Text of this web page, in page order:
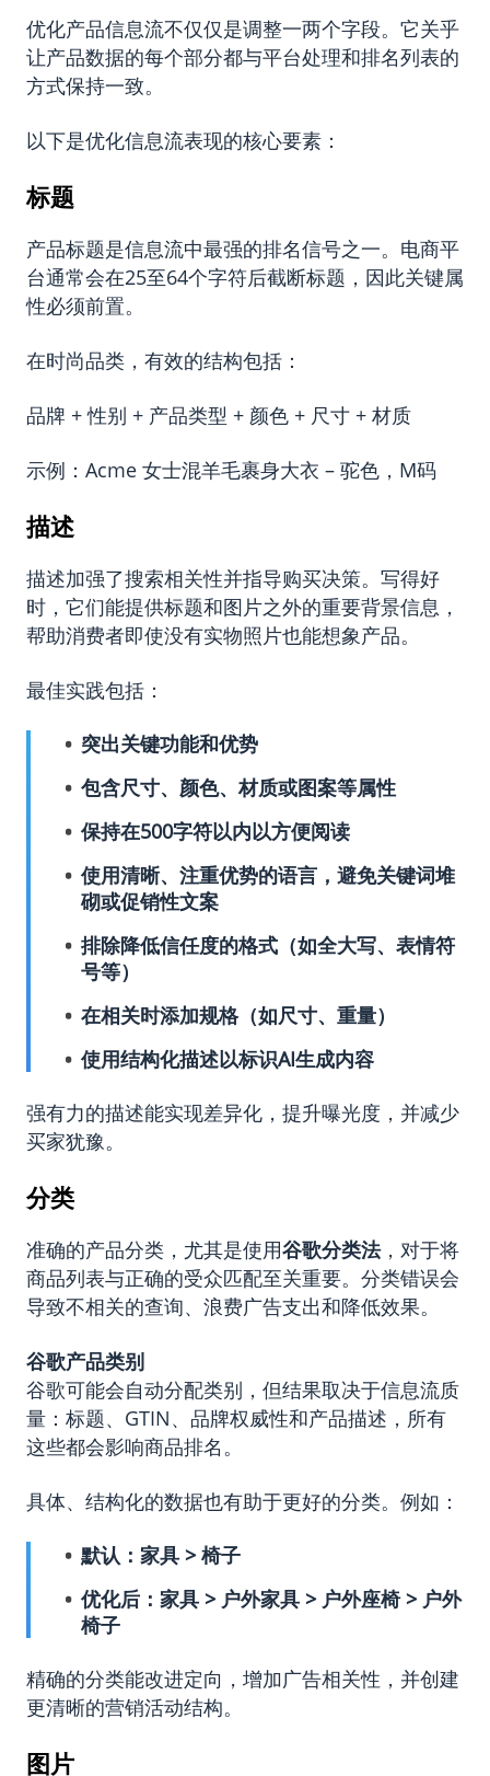
优化产品信息流不仅仅是调整一两个字段。它关乎
让产品数据的每个部分都与平台处理和排名列表的
方式保持一致。
以下是优化信息流表现的核心要素：
标题
产品标题是信息流中最强的排名信号之一。电商平
台通常会在25至64个字符后截断标题，因此关键属
性必须前置。
在时尚品类，有效的结构包括：
品牌 + 性别 + 产品类型 + 颜色 + 尺寸 + 材质
示例：Acme 女士混羊毛裹身大衣 – 驼色，M码
描述
描述加强了搜索相关性并指导购买决策。写得好
时，它们能提供标题和图片之外的重要背景信息，
帮助消费者即使没有实物照片也能想象产品。
最佳实践包括：
突出关键功能和优势
包含尺寸、颜色、材质或图案等属性
保持在500字符以内以方便阅读
使用清晰、注重优势的语言，避免关键词堆
砌或促销性文案
排除降低信任度的格式（如全大写、表情符
号等）
在相关时添加规格（如尺寸、重量）
使用结构化描述以标识AI生成内容
强有力的描述能实现差异化，提升曝光度，并减少
买家犹豫。
分类
准确的产品分类，尤其是使用谷歌分类法，对于将
商品列表与正确的受众匹配至关重要。分类错误会
导致不相关的查询、浪费广告支出和降低效果。
谷歌产品类别
谷歌可能会自动分配类别，但结果取决于信息流质
量：标题、GTIN、品牌权威性和产品描述，所有
这些都会影响商品排名。
具体、结构化的数据也有助于更好的分类。例如：
默认：家具 > 椅子
优化后：家具 > 户外家具 > 户外座椅 > 户外
椅子
精确的分类能改进定向，增加广告相关性，并创建
更清晰的营销活动结构。
图片